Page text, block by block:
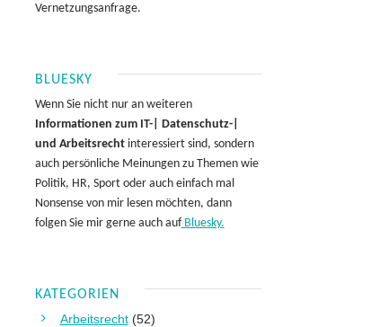
Vernetzungsanfrage.
BLUESKY
Wenn Sie nicht nur an weiteren
Informationen zum IT-| Datenschutz-|
und Arbeitsrechtinteressiert sind, sondern
auch persönliche Meinungen zu Themen wie
Politik, HR, Sport oder auch einfach mal
Nonsense von mir lesen möchten, dann
folgen Sie mir gerne auch aufBluesky.
KATEGORIEN
Arbeitsrecht(52)